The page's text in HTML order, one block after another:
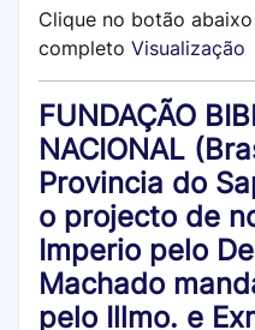
Clique no botão
completo Visualização
FUNDAÇÃO
NACIONAL
Provincia do
o projecto de
Imperio pelo
Machado
pelo Illmo. e